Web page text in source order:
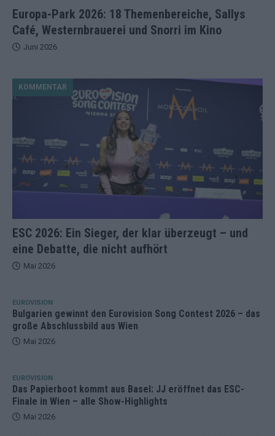
Europa-Park 2026: 18 Themenbereiche, Sallys
Café, Westernbrauerei und Snorri im Kino
Juni 2026
ESC 2026: Ein Sieger, der klar überzeugt – und
eine Debatte, die nicht aufhört
KOMMENTAR
Mai 2026
EUROVISION
Bulgarien gewinnt den Eurovision Song Contest 2026 – das
große Abschlussbild aus Wien
Mai 2026
EUROVISION
Das Papierboot kommt aus Basel: JJ eröffnet das ESC-
Finale in Wien – alle Show-Highlights
Mai 2026